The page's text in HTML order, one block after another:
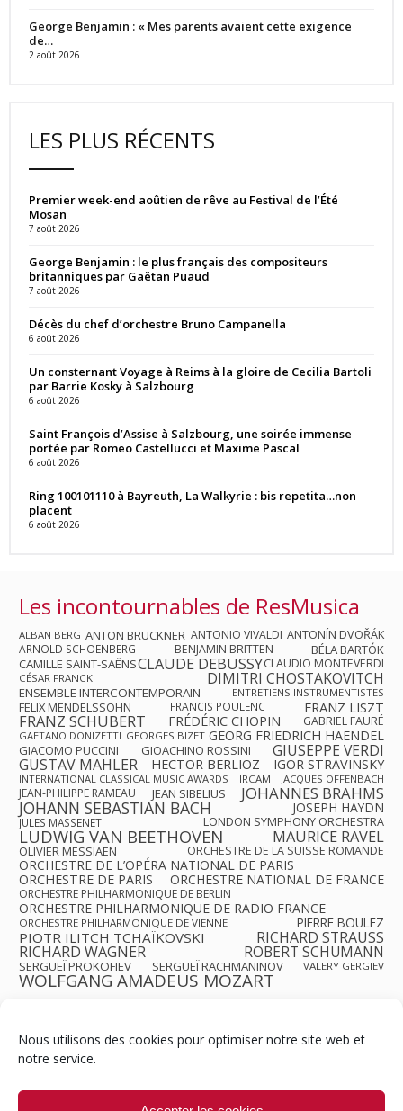
Nous utilisons des cookies pour optimiser notre site web et
notre service.
George Benjamin : « Mes parents avaient cette exigence
de…
2 août 2026
LES PLUS RÉCENTS
Premier week-end aoûtien de rêve au Festival de l’Été
Mosan
7 août 2026
George Benjamin : le plus français des compositeurs
britanniques par Gaëtan Puaud
7 août 2026
Décès du chef d’orchestre Bruno Campanella
6 août 2026
Un consternant Voyage à Reims à la gloire de Cecilia Bartoli
par Barrie Kosky à Salzbourg
6 août 2026
Saint François d’Assise à Salzbourg, une soirée immense
portée par Romeo Castellucci et Maxime Pascal
6 août 2026
Ring 100101110 à Bayreuth, La Walkyrie : bis repetita…non
placent
6 août 2026
Les incontournables de ResMusica
ALBAN BERG ANTON BRUCKNER ANTONIO VIVALDI ANTONÍN DVOŘÁK
ARNOLD SCHOENBERG
BENJAMIN BRITTEN
BÉLA BARTÓK
CAMILLE SAINT-SAËNSCLAUDE DEBUSSYCLAUDIO MONTEVERDI
CÉSAR FRANCK DIMITRI CHOSTAKOVITCH
ENSEMBLE INTERCONTEMPORAIN ENTRETIENS INSTRUMENTISTES
FELIX MENDELSSOHN FRANCIS POULENC FRANZ LISZT
FRANZ SCHUBERT FRÉDÉRIC CHOPIN GABRIEL FAURÉ
GAETANO DONIZETTI GEORGES BIZET GEORG FRIEDRICH HAENDEL
GIACOMO PUCCINI GIOACHINO ROSSINI GIUSEPPE VERDI
GUSTAV MAHLER HECTOR BERLIOZ IGOR STRAVINSKY
INTERNATIONAL CLASSICAL MUSIC AWARDS IRCAM JACQUES OFFENBACH
JEAN-PHILIPPE RAMEAU JEAN SIBELIUS JOHANNES BRAHMS
JOHANN SEBASTIAN BACH JOSEPH HAYDN
JULES MASSENET LONDON SYMPHONY ORCHESTRA
LUDWIG VAN BEETHOVEN MAURICE RAVEL
OLIVIER MESSIAEN ORCHESTRE DE LA SUISSE ROMANDE
ORCHESTRE DE L’OPÉRA NATIONAL DE PARIS
ORCHESTRE DE PARIS
ORCHESTRE NATIONAL DE FRANCE
ORCHESTRE PHILHARMONIQUE DE BERLIN
ORCHESTRE PHILHARMONIQUE DE RADIO FRANCE
ORCHESTRE PHILHARMONIQUE DE VIENNE PIERRE BOULEZ
PIOTR ILITCH TCHAÏKOVSKI RICHARD STRAUSS
RICHARD WAGNER ROBERT SCHUMANN
SERGUEÏ PROKOFIEV SERGUEÏ RACHMANINOV VALERY GERGIEV
WOLFGANG AMADEUS MOZART